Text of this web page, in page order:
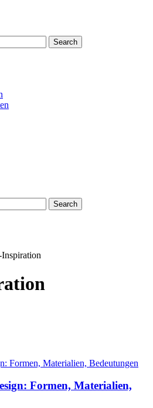
Search
Search
Formen, Materialien,